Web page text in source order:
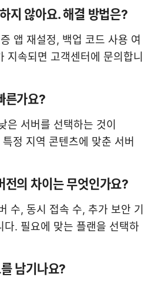
지 않아요. 해결 방법은?
앱 재설정, 백업 코드 사용 여
지속되면 고객센터에 문의합니
른가요?
은 서버를 선택하는 것이
정 지역 콘텐츠에 맞춘 서버
전의 차이는 무엇인가요?
수, 동시 접속 수, 추가 보안 기
다. 필요에 맞는 플랜을 선택하
남기나요?